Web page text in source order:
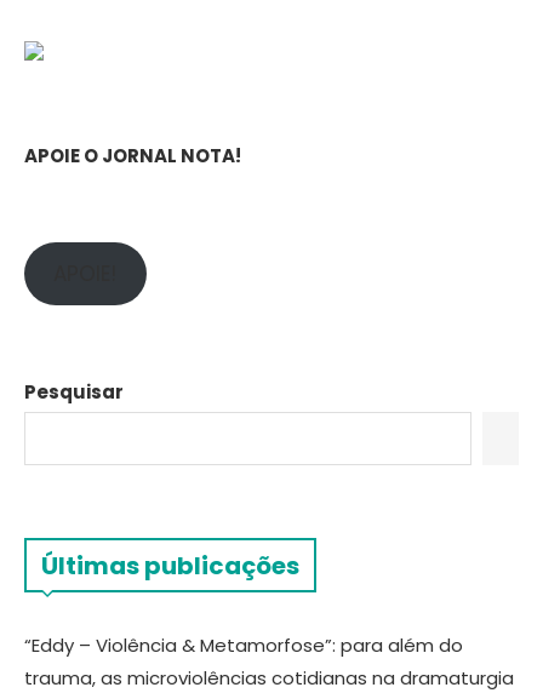
APOIE O JORNAL NOTA!
Pesquisar
Últimas publicações
“Eddy – Violência & Metamorfose”: para além do
trauma, as microviolências cotidianas na dramaturgia